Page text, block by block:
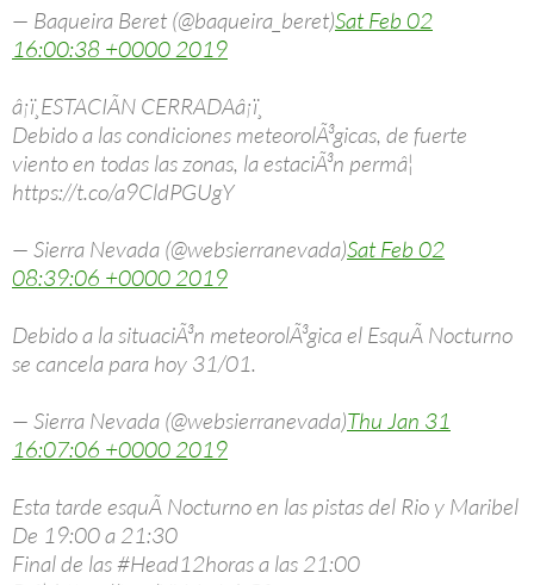
— Baqueira Beret (@baqueira_beret)Sat Feb 02
16:00:38 +0000 2019
â¡ï¸ESTACIÃN CERRADAâ¡ï¸
Debido a las condiciones meteorolÃ³gicas, de fuerte
viento en todas las zonas, la estaciÃ³n permâ¦
https://t.co/a9CldPGUgY
— Sierra Nevada (@websierranevada)Sat Feb 02
08:39:06 +0000 2019
Debido a la situaciÃ³n meteorolÃ³gica el EsquÃ­ Nocturno
se cancela para hoy 31/01.
— Sierra Nevada (@websierranevada)Thu Jan 31
16:07:06 +0000 2019
Esta tarde esquÃ­ Nocturno en las pistas del Rio y Maribel
De 19:00 a 21:30
Final de las #Head12horas a las 21:00